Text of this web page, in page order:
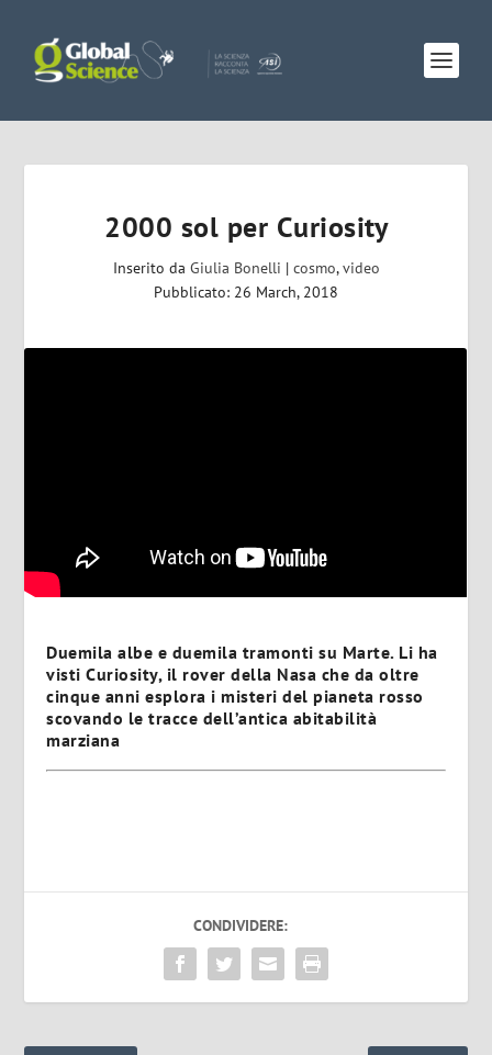
2000 sol per Curiosity
Inserito da Giulia Bonelli | cosmo,video
Pubblicato: 26 March, 2018
Duemila albe e duemila tramonti su Marte. Li ha
visti Curiosity, il rover della Nasa che da oltre
cinque anni esplora i misteri del pianeta rosso
scovando le tracce dell’antica abitabilità
marziana
CONDIVIDERE: